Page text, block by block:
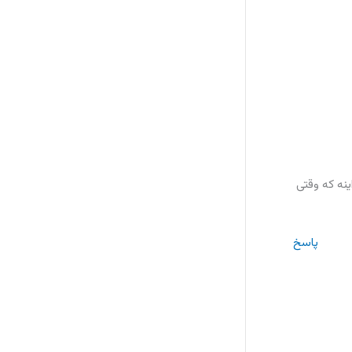
که وقتی
پاسخ